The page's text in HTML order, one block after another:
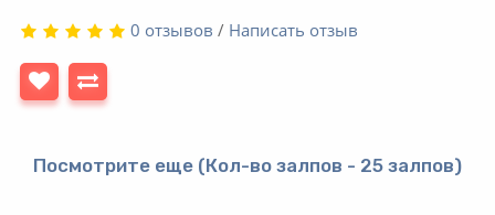
0 отзывов / Написать отзыв
Посмотрите еще (Кол-во залпов - 25 залпов)